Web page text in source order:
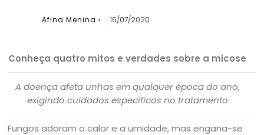
Afina Menina 16/07/2020
Conheça quatro mitos e verdades sobre a micose
A doença afeta unhas em qualquer época do ano,
exigindo cuidados específicos no tratamento
Fungos adoram o calor e a umidade, mas engana-se